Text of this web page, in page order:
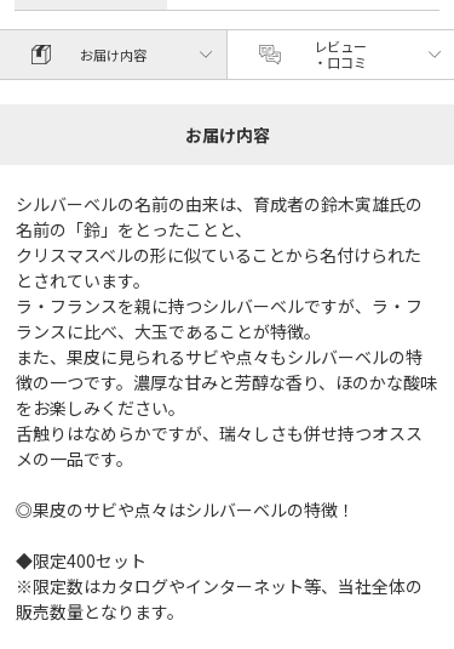
お届け内容
レビュー
・口コミ
お届け内容
シルバーベルの名前の由来は、育成者の鈴木寅雄氏の
名前の「鈴」をとったことと、
クリスマスベルの形に似ていることから名付けられた
とされています。
ラ・フランスを親に持つシルバーベルですが、ラ・フ
ランスに比べ、大玉であることが特徴。
また、果皮に見られるサビや点々もシルバーベルの特
徴の一つです。濃厚な甘みと芳醇な香り、ほのかな酸味
をお楽しみください。
舌触りはなめらかですが、瑞々しさも併せ持つオスス
メの一品です。
◎果皮のサビや点々はシルバーベルの特徴！
◆限定400セット
※限定数はカタログやインターネット等、当社全体の
販売数量となります。